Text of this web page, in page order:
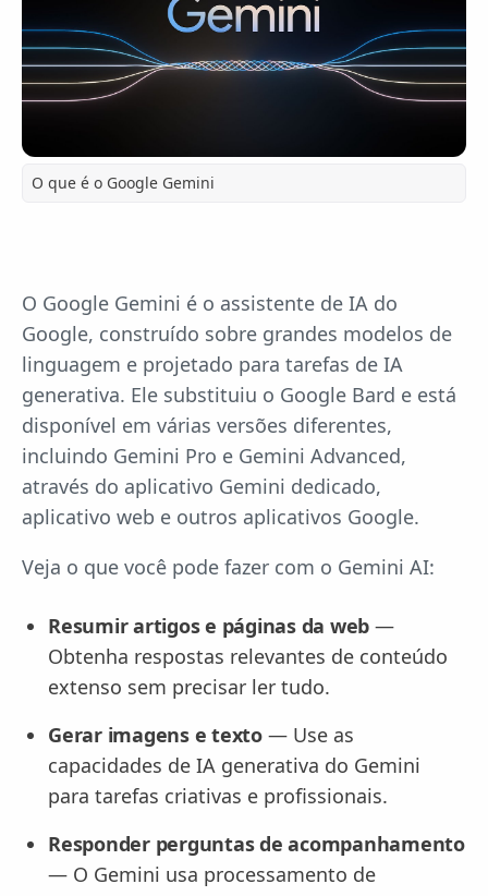
O que é o Google Gemini
O Google Gemini é o assistente de IA do
Google, construído sobre grandes modelos de
linguagem e projetado para tarefas de IA
generativa. Ele substituiu o Google Bard e está
disponível em várias versões diferentes,
incluindo Gemini Pro e Gemini Advanced,
através do aplicativo Gemini dedicado,
aplicativo web e outros aplicativos Google.
Veja o que você pode fazer com o Gemini AI:
Resumir artigos e páginas da web —
Obtenha respostas relevantes de conteúdo
extenso sem precisar ler tudo.
Gerar imagens e texto— Use as
capacidades de IA generativa do Gemini
para tarefas criativas e profissionais.
Responder perguntas de acompanhamento
— O Gemini usa processamento de